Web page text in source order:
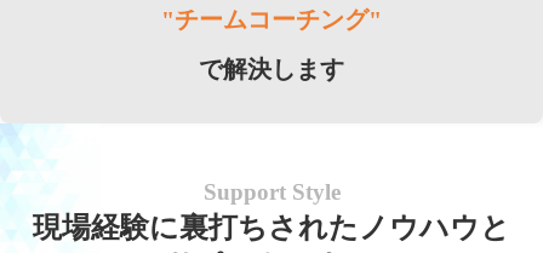
"チームコーチング"
で解決します
Support Style
現場経験に裏打ちされたノウハウと